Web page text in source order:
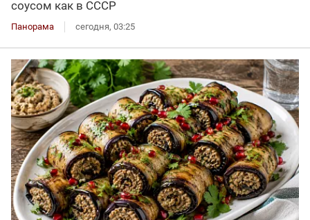
соусом как в СССР
Панорама сегодня, 03:25